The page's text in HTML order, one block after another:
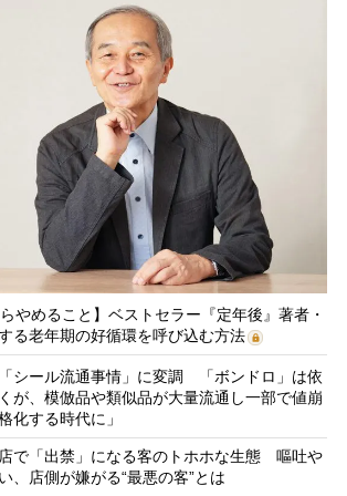
やめること】ベストセラー『定年後』著者・
る老年期の好循環を呼び込む方法
シール流通事情」に変調 「ボンドロ」は依
が、模倣品や類似品が大量流通し一部で値崩
する時代に」
で「出禁」になる客のトホホな生態 嘔吐や
、店側が嫌がる“最悪の客”とは